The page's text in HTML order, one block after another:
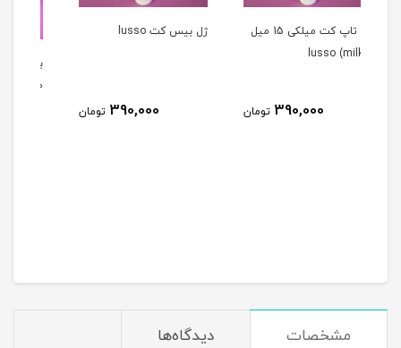
ژل بيس کت lusso
390,000
بیس کت سالن ( بیس ژل )
مشخصات دیدگاه‌ها